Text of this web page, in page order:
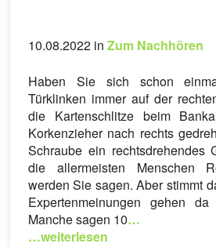
10.08.2022 in Zum Nachhören
Haben Sie sich schon
Türklinken immer auf der
die Kartenschlitze beim
Korkenzieher nach rechts
Schraube ein rechtsdrehendes
die allermeisten Menschen
werden Sie sagen. Aber stimmt
Expertenmeinungen gehen
Manche sagen 10…
…weiterlesen